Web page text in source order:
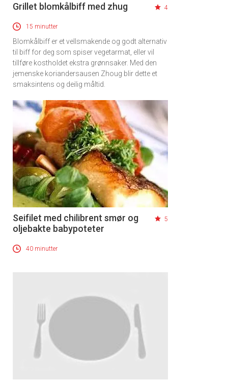
Grillet blomkålbiff med zhug 4
15 minutter
Blomkålbiff er et vellsmakende og godt alternativ
til biff for deg som spiser vegetarmat, eller vil
tillføre kostholdet ekstra grønnsaker. Med den
jemenske koriandersausen Zhoug blir dette et
smaksintens og deilig måltid.
Seifilet med chilibrent smør og
oljebakte babypoteter
5
40 minutter